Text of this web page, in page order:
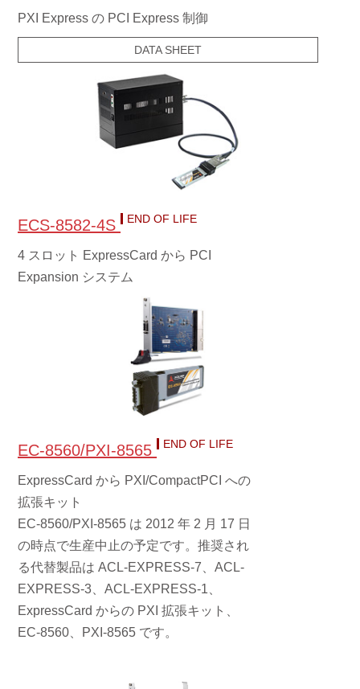
PXI Express の PCI Express 制御
DATA SHEET
ECS-8582-4S END OF LIFE
4 スロット ExpressCard から PCI
Expansion システム
EC-8560/PXI-8565 END OF LIFE
ExpressCard から PXI/CompactPCI への
拡張キット
EC-8560/PXI-8565 は 2012 年 2 月 17 日
の時点で生産中止の予定です。推奨され
る代替製品は ACL-EXPRESS-7、ACL-
EXPRESS-3、ACL-EXPRESS-1、
ExpressCard からの PXI 拡張キット、
EC-8560、PXI-8565 です。